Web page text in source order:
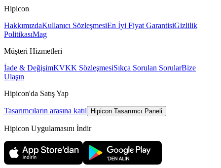
Hipicon
HakkımızdaKullanıcı SözleşmesiEn İyi Fiyat GarantisiGizlilik
PolitikasıMag
Müşteri Hizmetleri
İade & DeğişimKVKK SözleşmesiSıkça Sorulan SorularBize
Ulaşın
Hipicon'da Satış Yap
Tasarımcıların arasına katıl Hipicon Tasarımcı Paneli
Hipicon Uygulamasını İndir